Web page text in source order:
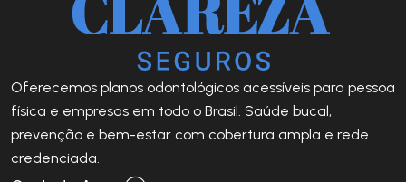
Oferecemos planos odontológicos acessíveis para pessoa
física e empresas em todo o Brasil. Saúde bucal,
prevenção e bem-estar com cobertura ampla e rede
credenciada.